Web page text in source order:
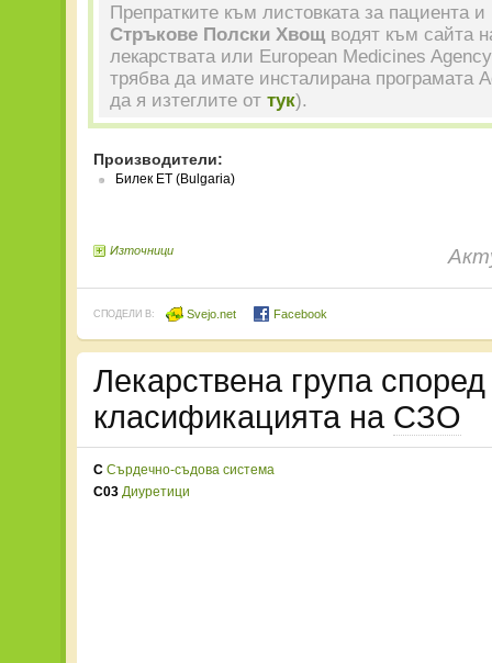
Препратките към листовката за пациента и
Стръкове Полски Хвощ водят към сайта
лекарствата или European Medicines
трябва да имате инсталирана програмата
да я изтеглите от тук).
Производители:
Билек ЕТ (Bulgaria)
Източници
СПОДЕЛИ В: Svejo.net Facebook
Лекарствена група
класификацията на СЗО
C Сърдечно-съдова система
C03 Диуретици